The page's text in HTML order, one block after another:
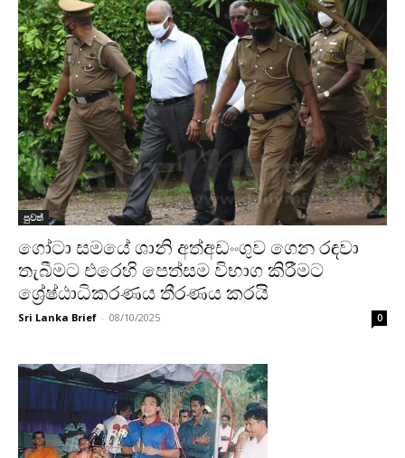
පුවත්
ගෝටා සමයේ ශානි අත්අඩංංගුව ගෙන රඳවා
තැබීමට එරෙහි පෙත්සම විභාග කිරීමට
ශ්‍රේෂ්ඨාධිකරණය තීරණය කරයි
Sri Lanka Brief - 08/10/2025 0